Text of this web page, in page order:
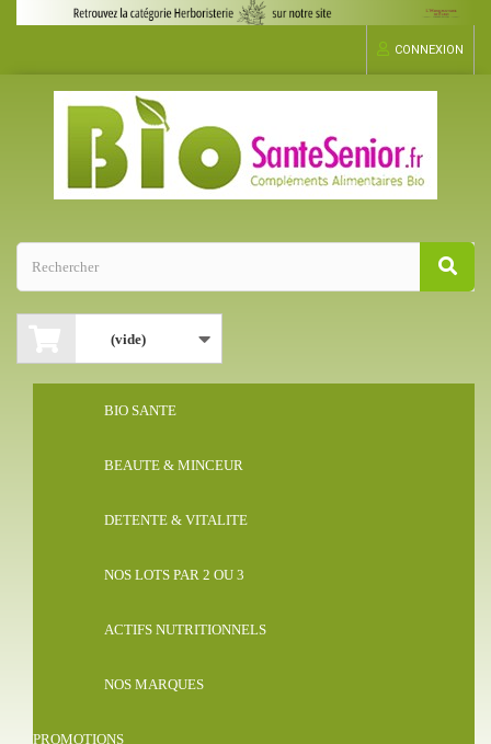
CONNEXION
(vide)
BIO SANTE
BEAUTE & MINCEUR
DETENTE & VITALITE
NOS LOTS PAR 2 OU 3
ACTIFS NUTRITIONNELS
NOS MARQUES
PROMOTIONS